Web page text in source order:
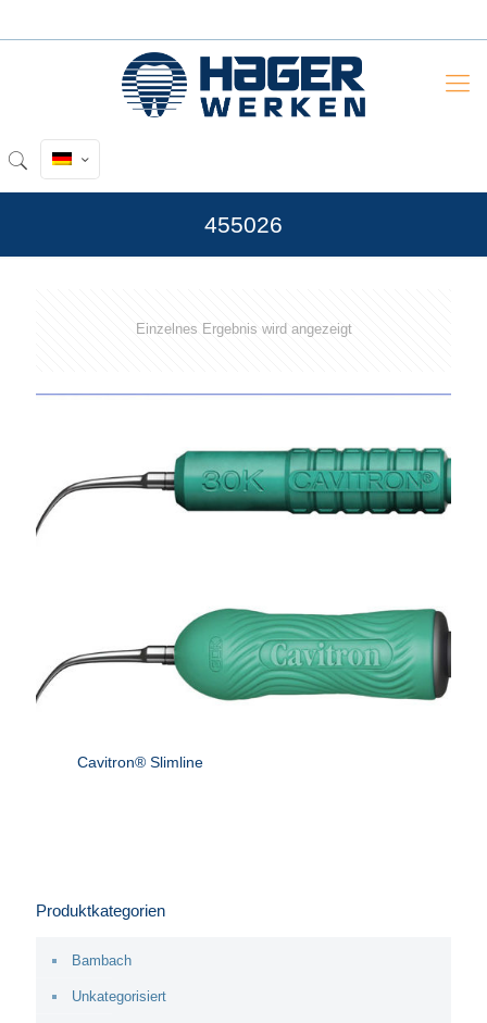
455026
Einzelnes Ergebnis wird angezeigt
Cavitron® Slimline
Produktkategorien
Bambach
Unkategorisiert